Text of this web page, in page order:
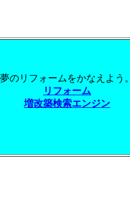
夢のリフォームをかなえよう。
リフォーム
増改築検索エンジン